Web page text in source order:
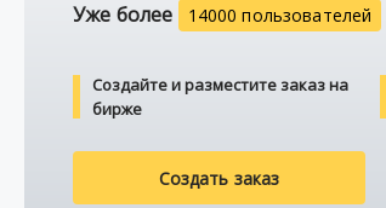
Уже более 14000 пользователей
Создайте и разместите заказ на
бирже
Создать заказ